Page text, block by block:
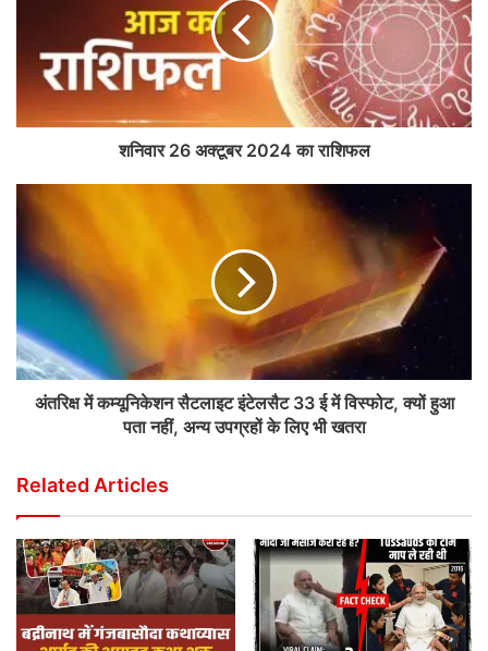
शनिवार 26 अक्टूबर 2024 का राशिफल
अंतरिक्ष में कम्यूनिकेशन सैटलाइट इंटेलसैट 33 ई में विस्फोट, क्यों हुआ
पता नहीं, अन्य उपग्रहों के लिए भी खतरा
Related Articles